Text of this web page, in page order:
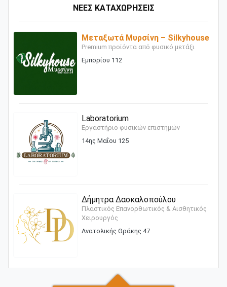
ΝΕΕΣ ΚΑΤΑΧΩΡΗΣΕΙΣ
Μεταξωτά Μυρσίνη – Silkyhouse
Premium προϊόντα από φυσικό μετάξι
Εμπορίου 112
Laboratorium
Εργαστήριο φυσικών επιστημών
14ης Μαΐου 125
Δήμητρα Δασκαλοπούλου
Πλαστικός Επανορθωτικός & Αισθητικός
Χειρουργός
Ανατολικής Θράκης 47